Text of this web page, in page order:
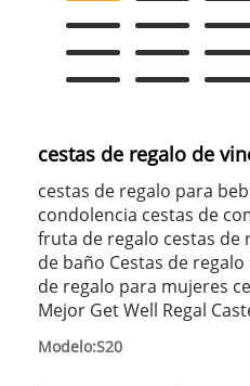
cestas de regalo de
cestas de regalo para
condolencia cestas de
fruta de regalo cestas de
de baño Cestas de
de regalo para mujeres
Mejor Get Well Regal
Modelo:S20